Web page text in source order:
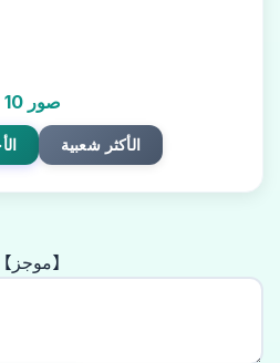
10 صور
الأكثر شعبية
【موجز】